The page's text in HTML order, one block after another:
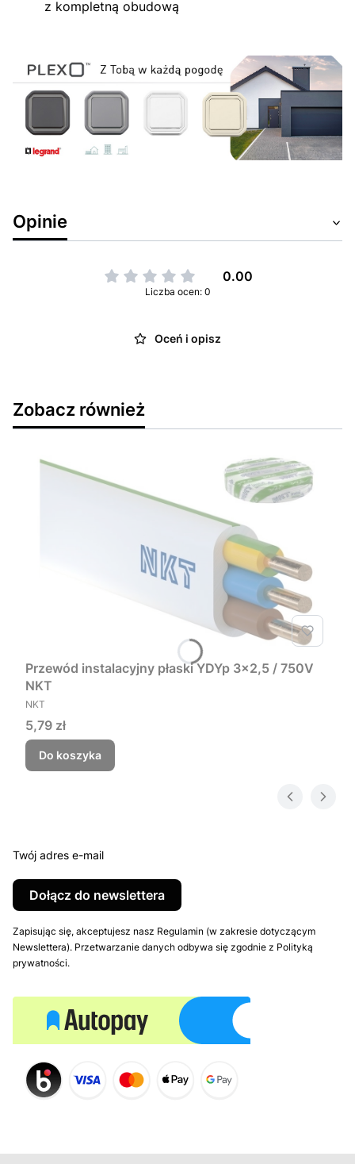
z kompletną obudową
Opinie
0.00
Liczba ocen: 0
Oceń i opisz
Zobacz również
Przewód instalacyjny płaski YDYp 3x2,5 / 750V
NKT
PRODUCENT
NKT
Cena
5,79 zł
Do koszyka
Twój adres e-mail
Dołącz do newslettera
Zapisując się, akceptujesz nasz Regulamin (w zakresie dotyczącym
Newslettera). Przetwarzanie danych odbywa się zgodnie z Polityką
prywatności.